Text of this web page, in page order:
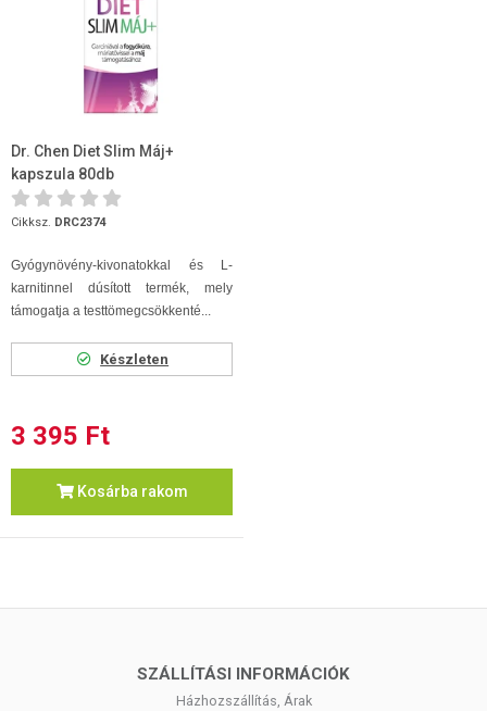
Dr. Chen Diet Slim Máj+
kapszula 80db
Cikksz. DRC2374
Gyógynövény-kivonatokkal és L-
karnitinnel dúsított termék, mely
támogatja a testtömegcsökkenté...
Készleten
3 395 Ft
Kosárba rakom
SZÁLLÍTÁSI INFORMÁCIÓK
Házhozszállítás, Árak